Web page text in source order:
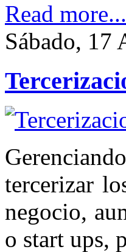
Read more...
Sábado, 17
tercerizar
negocio,
o start ups,